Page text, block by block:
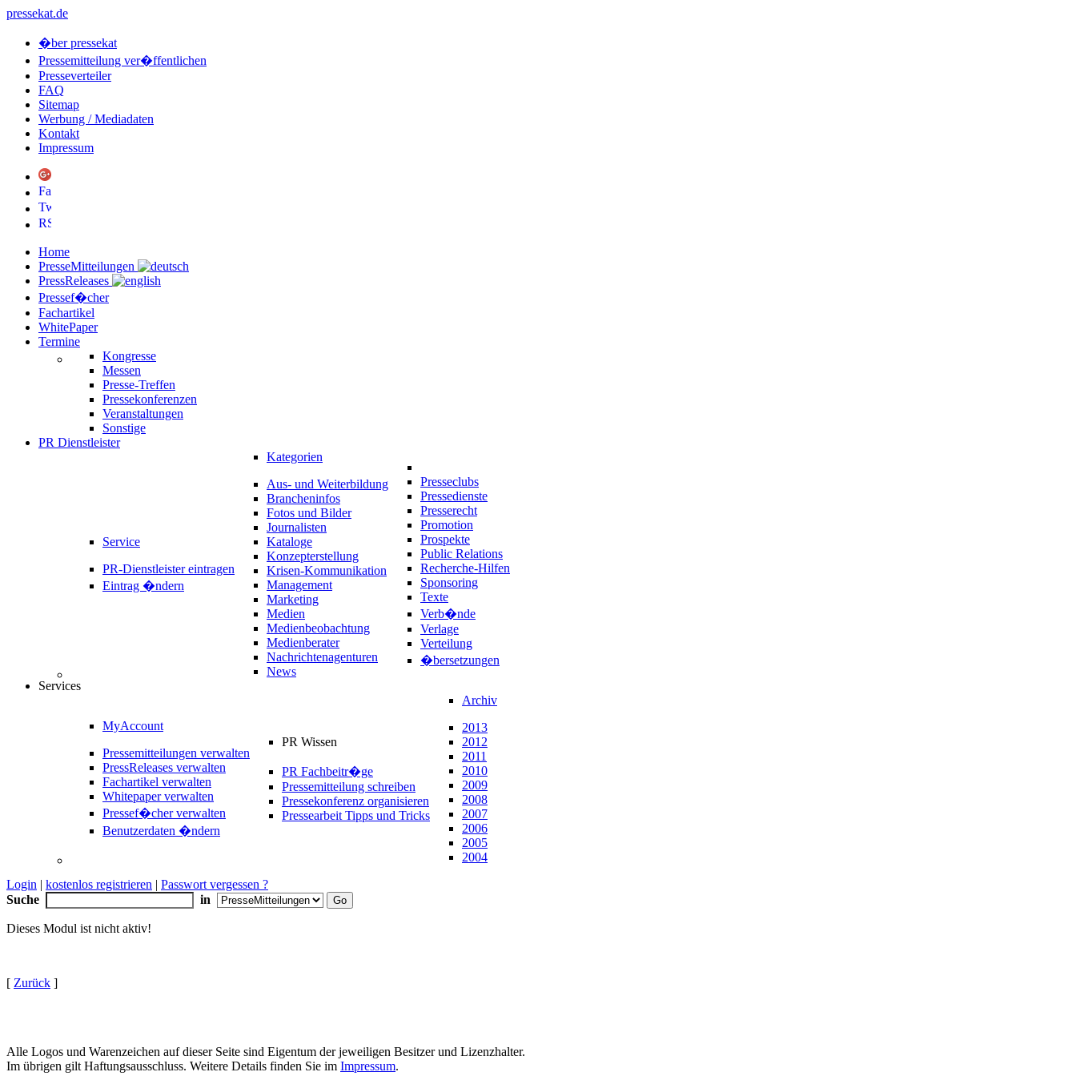
pressekat.de
�ber pressekat
Pressemitteilung ver�ffentlichen
Presseverteiler
FAQ
Sitemap
Werbung / Mediadaten
Kontakt
Impressum
Home
PresseMitteilungen
PressReleases
Pressef�cher
Fachartikel
WhitePaper
Termine
Kongresse
Messen
Presse-Treffen
Pressekonferenzen
Veranstaltungen
Sonstige
PR Dienstleister
Service
PR-Dienstleister eintragen
Eintrag �ndern
Kategorien
Aus- und Weiterbildung
Brancheninfos
Fotos und Bilder
Journalisten
Kataloge
Konzepterstellung
Krisen-Kommunikation
Management
Marketing
Medien
Medienbeobachtung
Medienberater
Nachrichtenagenturen
News
Presseclubs
Pressedienste
Presserecht
Promotion
Prospekte
Public Relations
Recherche-Hilfen
Sponsoring
Texte
Verb�nde
Verlage
Verteilung
�bersetzungen
Services
MyAccount
Pressemitteilungen verwalten
PressReleases verwalten
Fachartikel verwalten
Whitepaper verwalten
Pressef�cher verwalten
Benutzerdaten �ndern
PR Wissen
PR Fachbeitr�ge
Pressemitteilung schreiben
Pressekonferenz organisieren
Pressearbeit Tipps und Tricks
Archiv
2013
2012
2011
2010
2009
2008
2007
2006
2005
2004
Login | kostenlos registrieren | Passwort vergessen ?
Suche
in
Dieses Modul ist nicht aktiv!
[ Zurück ]
Alle Logos und Warenzeichen auf dieser Seite sind Eigentum der jeweiligen Besitzer und Lizenzhalter.
Im übrigen gilt Haftungsausschluss. Weitere Details finden Sie im Impressum.